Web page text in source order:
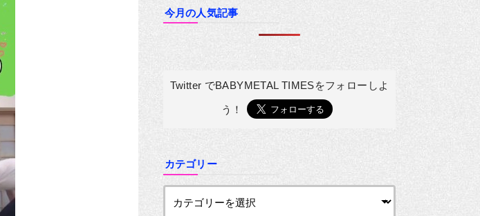
今月の人気記事
Twitter でBABYMETAL TIMESをフォローしよ
う！
カテゴリー